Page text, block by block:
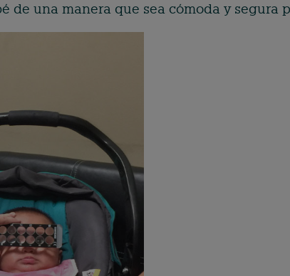
de una manera que sea cómoda y segura